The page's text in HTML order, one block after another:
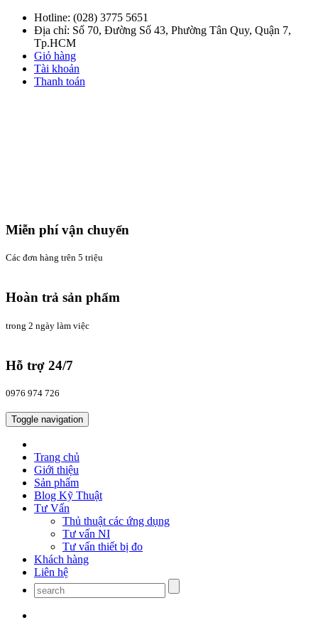
Hotline: (028) 3775 5651
Địa chỉ: Số 70, Đường Số 43, Phường Tân Quy, Quận 7,
Tp.HCM
Giỏ hàng
Tài khoản
Thanh toán
Miễn phí vận chuyển
Các đơn hàng trên 5 triệu
Hoàn trả sản phẩm
trong 2 ngày làm việc
Hỗ trợ 24/7
0976 974 726
Toggle navigation
Trang chủ
Giới thiệu
Sản phẩm
Blog Kỹ Thuật
Tư Vấn
Thủ thuật các ứng dụng
Tư vấn NI
Tư vấn thiết bị đo
Khách hàng
Liên hệ